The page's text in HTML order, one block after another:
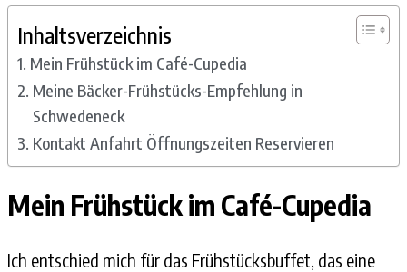
Inhaltsverzeichnis
Mein Frühstück im Café-Cupedia
Meine Bäcker-Frühstücks-Empfehlung in
Schwedeneck
Kontakt Anfahrt Öffnungszeiten Reservieren
Mein Frühstück im Café-Cupedia
Ich entschied mich für das Frühstücksbuffet, das eine